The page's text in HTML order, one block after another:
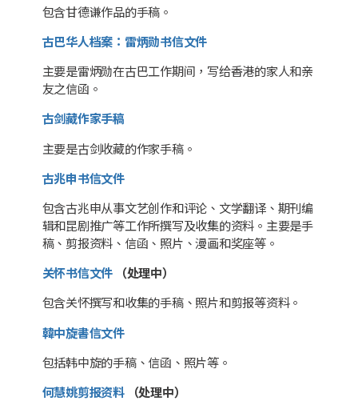
包含甘德谦作品的手稿。
古巴华人档案：雷炳勋书信文件
主要是雷炳勋在古巴工作期间，写给香港的家人和亲
友之信函。
古剑藏作家手稿
主要是古剑收藏的作家手稿。
古兆申书信文件
包含古兆申从事文艺创作和评论、文学翻译、期刊编
辑和昆剧推广等工作所撰写及收集的资料。主要是手
稿、剪报资料、信函、照片、漫画和奖座等。
关怀书信文件 （处理中）
包含关怀撰写和收集的手稿、照片和剪报等资料。
韓中旋書信文件
包括韩中旋的手稿、信函、照片等。
何慧姚剪报资料（处理中）